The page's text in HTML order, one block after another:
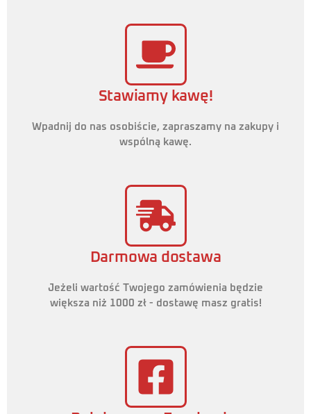
Stawiamy kawę!
Wpadnij do nas osobiście, zapraszamy na zakupy i
wspólną kawę.
Darmowa dostawa
Jeżeli wartość Twojego zamówienia będzie
większa niż 1000 zł - dostawę masz gratis!